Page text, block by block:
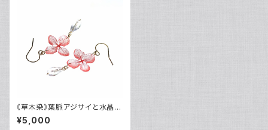
《草木染》葉脈アジサイと水晶の
揺れるピアス【蘇芳染め】・14kg
f《イヤリングに交換可》
¥5,000